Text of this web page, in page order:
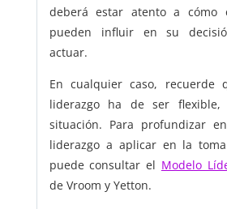
deberá estar atento a cómo
pueden influir en su
actuar.
En cualquier caso,
liderazgo ha de ser
situación. Para profundizar
liderazgo a aplicar en la
puede consultar el Modelo
de Vroom y Yetton.